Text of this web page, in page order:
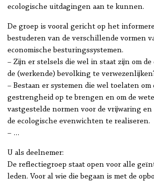
ecologische uitdagingen aan te kunnen.
De groep is vooral gericht op het
bestuderen van de verschillende vormen
economische besturingssystemen.
– Zijn er stelsels die wel in staat zijn om de
de (werkende) bevolking te
– Bestaan er systemen die wel toelaten om
gestrengheid op te brengen en om de
vastgestelde normen voor de vrijwaring
de ecologische evenwichten te realiseren.
– …
U als deelnemer:
De reflectiegroep staat open voor alle
leden. Voor al wie die begaan is met de